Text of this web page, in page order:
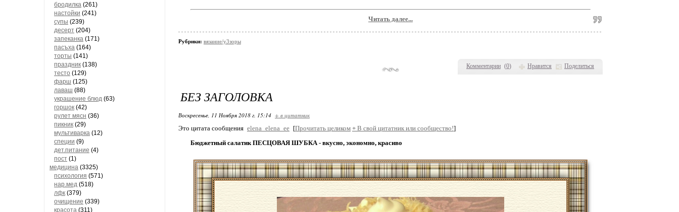
бродилка (261)
настойки (241)
супы (239)
десерт (204)
запеканка (171)
пасъха (164)
торты (141)
праздник (138)
тесто (129)
фарш (125)
лаваш (88)
украшение блюд (63)
горшок (42)
рулет мясн (36)
пикник (29)
мультиварка (12)
специи (9)
дет.питание (4)
пост (1)
медицина (3325)
психология (571)
нар.мед (518)
лфк (379)
очищение (339)
красота (311)
Комментарии (0) Нравится Поделиться
Читать далее...
Рубрики: вязание/у3зоры
БЕЗ ЗАГОЛОВКА
Воскресенье, 11 Ноября 2018 г. 15:14 + в цитатник
Это цитата сообщения elena_elena_ee [Прочитать целиком + В свой цитатник или сообщество!]
Бюджетный салатик ПЕСЦОВАЯ ШУБКА - вкусно, экономно, красиво